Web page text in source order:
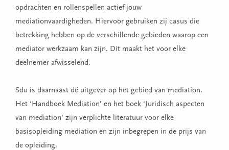
opdrachten en rollenspellen actief jouw
mediationvaardigheden. Hiervoor gebruiken zij casus die
betrekking hebben op de verschillende gebieden waarop een
mediator werkzaam kan zijn. Dit maakt het voor elke
deelnemer afwisselend.
Sdu is daarnaast dé uitgever op het gebied van mediation.
Het ‘Handboek Mediation’ en het boek ‘Juridisch aspecten
van mediation’ zijn verplichte literatuur voor elke
basisopleiding mediation en zijn inbegrepen in de prijs van
de opleiding.